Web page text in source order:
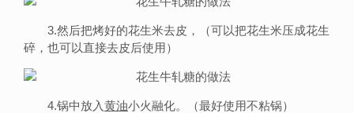
3.然后把烤好的花生米去皮，（可以把花生米压成花生
碎，也可以直接去皮后使用）
4.锅中放入黄油小火融化。（最好使用不粘锅）